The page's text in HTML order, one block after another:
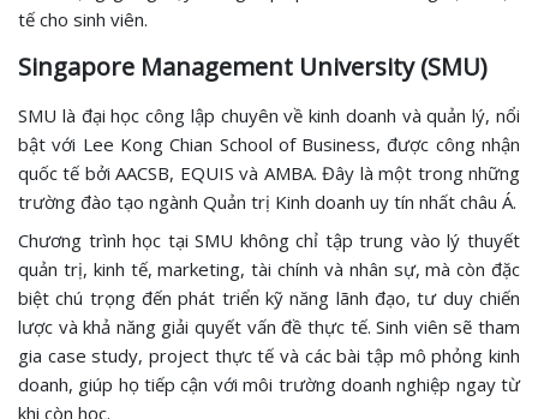
tế cho sinh viên.
Singapore Management University (SMU)
SMU là đại học công lập chuyên về kinh doanh và quản lý, nổi
bật với Lee Kong Chian School of Business, được công nhận
quốc tế bởi AACSB, EQUIS và AMBA. Đây là một trong những
trường đào tạo ngành Quản trị Kinh doanh uy tín nhất châu Á.
Chương trình học tại SMU không chỉ tập trung vào lý thuyết
quản trị, kinh tế, marketing, tài chính và nhân sự, mà còn đặc
biệt chú trọng đến phát triển kỹ năng lãnh đạo, tư duy chiến
lược và khả năng giải quyết vấn đề thực tế. Sinh viên sẽ tham
gia case study, project thực tế và các bài tập mô phỏng kinh
doanh, giúp họ tiếp cận với môi trường doanh nghiệp ngay từ
khi còn học.